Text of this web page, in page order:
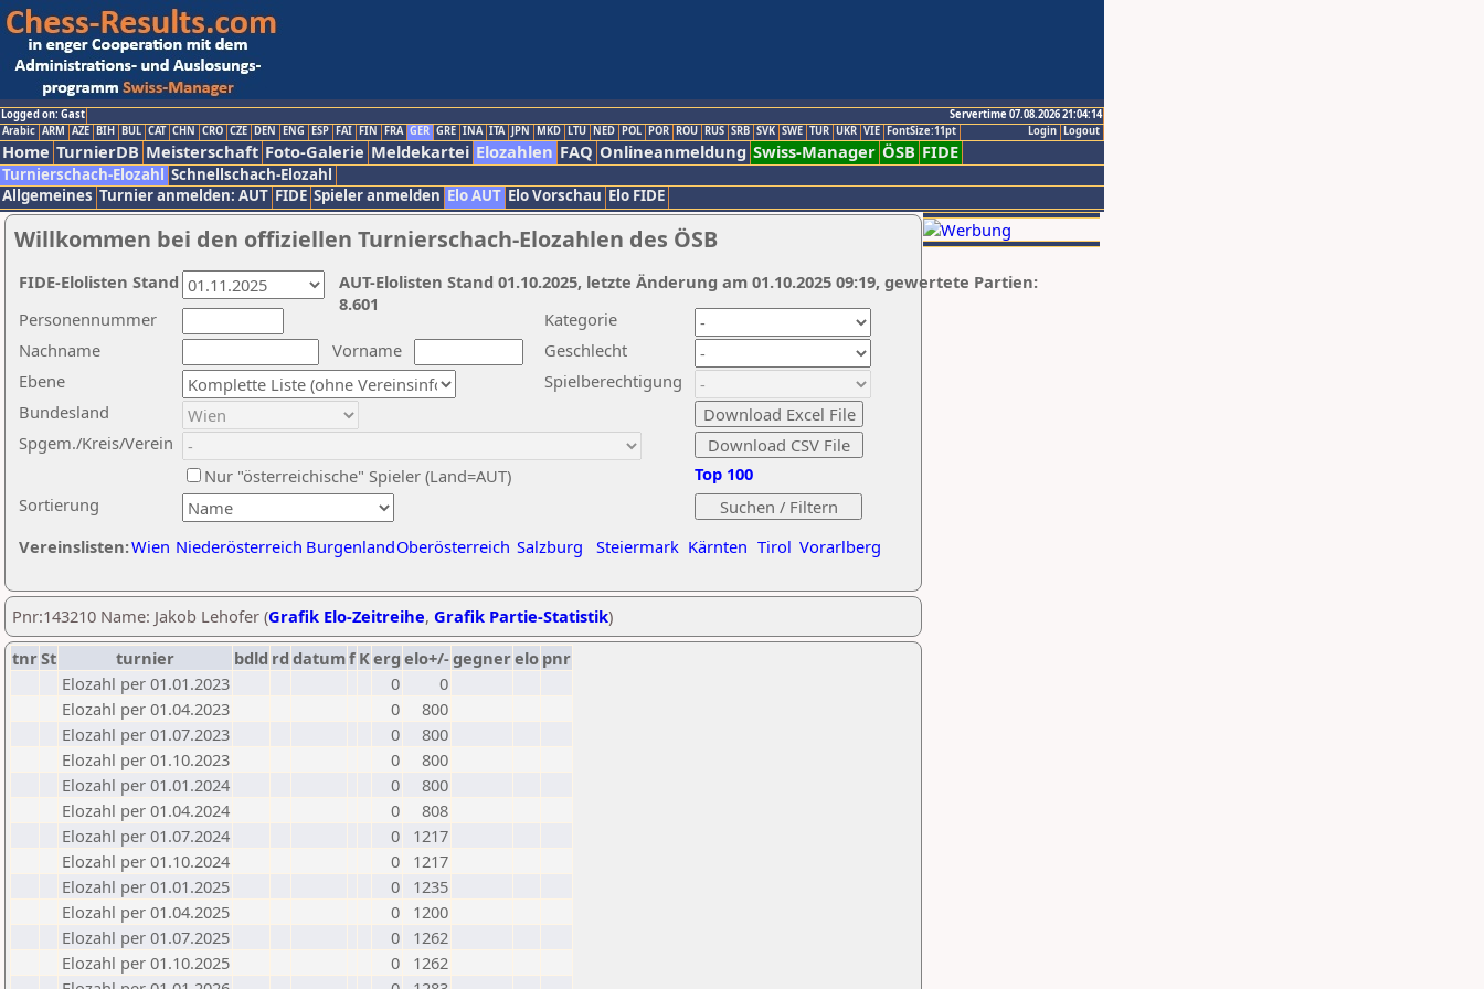
Logged on: Gast
Servertime 07.08.2026 21:04:14
Logout
Login
Arabic ARM AZE BIH BUL CAT CHN CRO CZE DEN ENG ESP FAI FIN FRA GER GRE INA ITA JPN MKD LTU NED POL POR ROU RUS SRB SVK SWE TUR UKR VIE FontSize:11pt
Home TurnierDB Meisterschaft Foto-Galerie Meldekartei Elozahlen FAQ Onlineanmeldung Swiss-Manager ÖSB FIDE
Turnierschach-Elozahl Schnellschach-Elozahl
Allgemeines Turnier anmelden: AUT FIDE Spieler anmelden Elo AUT Elo Vorschau Elo FIDE
Willkommen bei den offiziellen Turnierschach-Elozahlen des ÖSB
Nachname
Vorname
Ebene
Kategorie
Sortierung
Personennummer
Bundesland
Spgem./Kreis/Verein
Geschlecht
Nur "österreichische" Spieler (Land=AUT)
Spielberechtigung
Vereinslisten:Wien Niederösterreich BurgenlandOberösterreich Salzburg Steiermark Kärnten Tirol Vorarlberg
Top 100
AUT-Elolisten Stand 01.10.2025, letzte Änderung am 01.10.2025 09:19, gewertete Partien:
8.601
FIDE-Elolisten Stand
Pnr:143210 Name: Jakob Lehofer (Grafik Elo-Zeitreihe, Grafik Partie-Statistik)
tnrSt turnier bdld rd datumf Kerg elo+/-gegnerelo pnr
Elozahl per 01.01.2023
0
0
Elozahl per 01.04.2023
0
800
Elozahl per 01.07.2023
0
800
Elozahl per 01.10.2023
0
800
Elozahl per 01.01.2024
0
800
Elozahl per 01.04.2024
0
808
Elozahl per 01.07.2024
0
1217
Elozahl per 01.10.2024
0
1217
Elozahl per 01.01.2025
0
1235
Elozahl per 01.04.2025
0
1200
Elozahl per 01.07.2025
0
1262
Elozahl per 01.10.2025
0
1262